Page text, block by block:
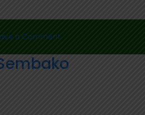
a Comment
Pertahanan,
Jepang